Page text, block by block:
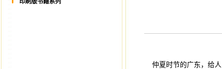
印刷版书籍系列
仲夏时节的广东，给人